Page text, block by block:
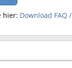
hier: Download FAQ /